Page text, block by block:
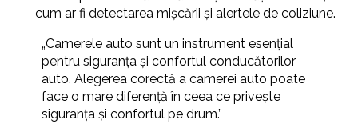
cum ar fi detectarea mișcării și alertele de coliziune.
„Camerele auto sunt un instrument esențial
pentru siguranța și confortul conducătorilor
auto. Alegerea corectă a camerei auto poate
face o mare diferență în ceea ce privește
siguranța și confortul pe drum.”